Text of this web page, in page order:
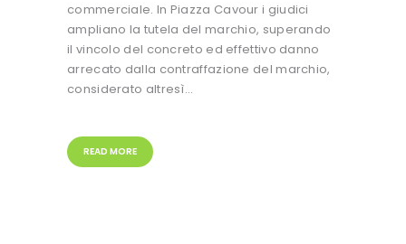
commerciale. In Piazza Cavour i giudici
ampliano la tutela del marchio, superando
il vincolo del concreto ed effettivo danno
arrecato dalla contraffazione del marchio,
considerato altresì…
READ MORE